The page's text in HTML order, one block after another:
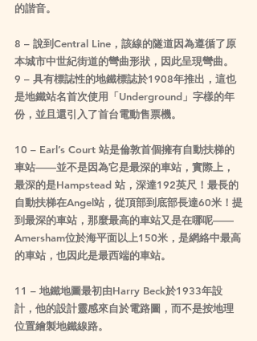
的諧音。
8 – 說到Central Line，該線的隧道因為遵循了原
本城市中世紀街道的彎曲形狀，因此呈現彎曲。
9 – 具有標誌性的地鐵標誌於1908年推出，這也
是地鐵站名首次使用「Underground」字樣的年
份，並且還引入了首台電動售票機。
10 – Earl’s Court 站是倫敦首個擁有自動扶梯的
車站——並不是因為它是最深的車站，實際上，
最深的是Hampstead 站，深達192英尺！最長的
自動扶梯在Angel站，從頂部到底部長達60米！提
到最深的車站，那麼最高的車站又是在哪呢——
Amersham位於海平面以上150米，是網絡中最高
的車站，也因此是最西端的車站。
11 – 地鐵地圖最初由Harry Beck於1933年設
計，他的設計靈感來自於電路圖，而不是按地理
位置繪製地鐵線路。